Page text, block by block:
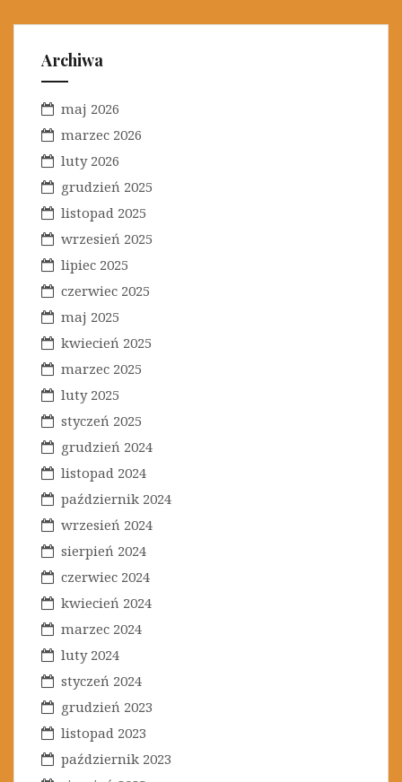
g
o
e
Archiwa
maj 2026
marzec 2026
luty 2026
grudzień 2025
listopad 2025
wrzesień 2025
lipiec 2025
czerwiec 2025
maj 2025
kwiecień 2025
marzec 2025
luty 2025
styczeń 2025
grudzień 2024
listopad 2024
październik 2024
wrzesień 2024
sierpień 2024
czerwiec 2024
kwiecień 2024
marzec 2024
luty 2024
styczeń 2024
grudzień 2023
listopad 2023
październik 2023